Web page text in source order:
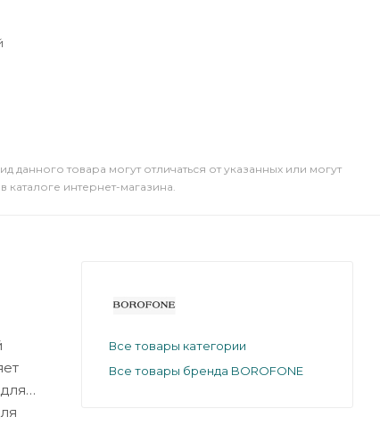
данного товара могут отличаться от указанных или могут
интернет-магазина.
Все товары категории
Все товары бренда BOROFONE